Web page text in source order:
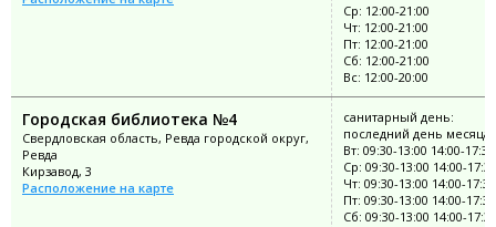
Ср: 12:00-21:00
Чт: 12:00-21:00
Пт: 12:00-21:00
Сб: 12:00-21:00
Вс: 12:00-20:00
Городская библиотека №4
Свердловская область, Ревда городской округ,
Ревда
Кирзавод, 3
Расположение на карте
санитарный день:
последний день месяца
Вт: 09:30-13:00 14:00-17:30
Ср: 09:30-13:00 14:00-17:30
Чт: 09:30-13:00 14:00-17:30
Пт: 09:30-13:00 14:00-17:30
Сб: 09:30-13:00 14:00-17:30